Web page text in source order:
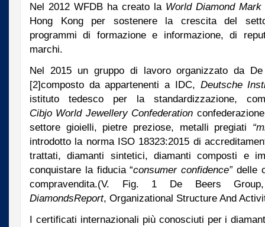
Nel 2012 WFDB ha creato la World Diamond Mark
Hong Kong per sostenere la crescita del
programmi di formazione e informazione, di
marchi.
Nel 2015 un gruppo di lavoro organizzato da
[2]composto da appartenenti a IDC, Deutsche
istituto tedesco per la standardizzazione,
Cibjo World Jewellery Confederation
settore gioielli, pietre preziose, metalli pregiati
introdotto la norma ISO 18323:2015 di
trattati, diamanti sintetici, diamanti composti e
conquistare la fiducia “consumer confidence” delle
compravendita.(V. Fig. 1 De Beers
DiamondsReport, Organizational Structure And
I certificati internazionali più conosciuti per i